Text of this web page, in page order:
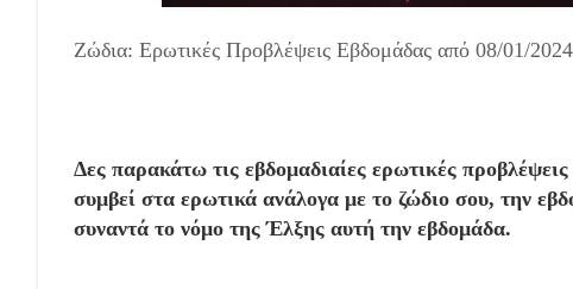
Ζώδια: Ερωτικές Προβλέψεις Εβδομάδας από 08/01/
Δες παρακάτω τις εβδομαδιαίες ερωτικές
συμβεί στα ερωτικά ανάλογα με το ζώδιο σου, την
συναντά το νόμο της Έλξης αυτή την εβδομάδα.